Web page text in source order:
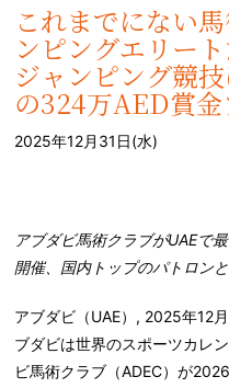
これまでにない
ンピングエリー
ジャンピング競
の324万AED賞金
2025年12月31日(水)
アブダビ馬術クラブがUAEで
開催、国内トップのパトロン
アブダビ（UAE） , 2025年12
ブダビは世界のスポーツカレ
ビ馬術クラブ（ADEC）が